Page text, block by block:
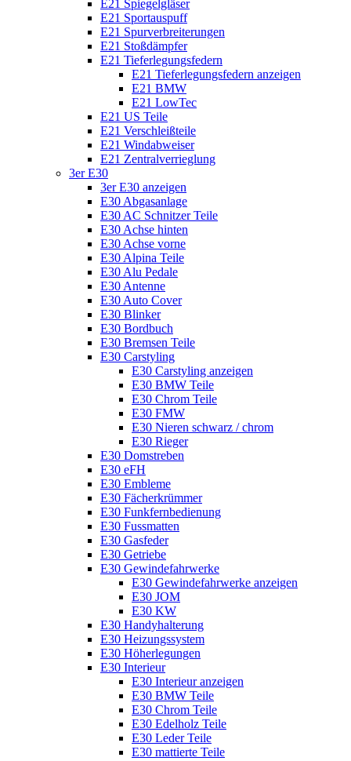
E21 Spiegelgläser
E21 Sportauspuff
E21 Spurverbreiterungen
E21 Stoßdämpfer
E21 Tieferlegungsfedern
E21 Tieferlegungsfedern anzeigen
E21 BMW
E21 LowTec
E21 US Teile
E21 Verschleißteile
E21 Windabweiser
E21 Zentralverrieglung
3er E30
3er E30 anzeigen
E30 Abgasanlage
E30 AC Schnitzer Teile
E30 Achse hinten
E30 Achse vorne
E30 Alpina Teile
E30 Alu Pedale
E30 Antenne
E30 Auto Cover
E30 Blinker
E30 Bordbuch
E30 Bremsen Teile
E30 Carstyling
E30 Carstyling anzeigen
E30 BMW Teile
E30 Chrom Teile
E30 FMW
E30 Nieren schwarz / chrom
E30 Rieger
E30 Domstreben
E30 eFH
E30 Embleme
E30 Fächerkrümmer
E30 Funkfernbedienung
E30 Fussmatten
E30 Gasfeder
E30 Getriebe
E30 Gewindefahrwerke
E30 Gewindefahrwerke anzeigen
E30 JOM
E30 KW
E30 Handyhalterung
E30 Heizungssystem
E30 Höherlegungen
E30 Interieur
E30 Interieur anzeigen
E30 BMW Teile
E30 Chrom Teile
E30 Edelholz Teile
E30 Leder Teile
E30 mattierte Teile